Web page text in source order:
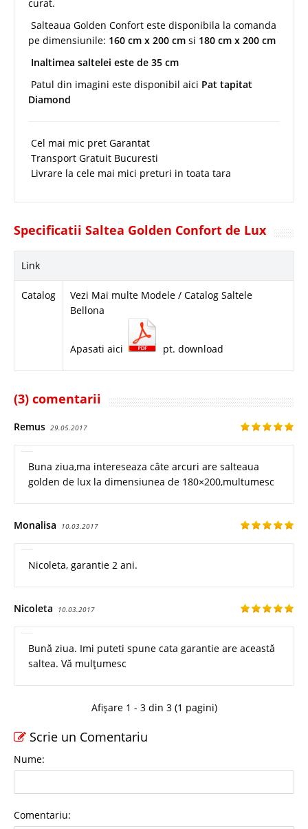
curat.
Salteaua Golden Confort este disponibila la comanda
pe dimensiunile: 160 cm x 200 cm si 180 cm x 200 cm
Inaltimea saltelei este de 35 cm
Patul din imagini este disponibil aici Pat tapitat
Diamond
Cel mai mic pret Garantat
Transport Gratuit Bucuresti
Livrare la cele mai mici preturi in toata tara
Specificatii Saltea Golden Confort de Lux
Link
Catalog
Vezi Mai multe Modele / Catalog Saltele
Bellona
Apasati aici pt. download
(3) comentarii
Remus 29.05.2017
Buna ziua,ma intereseaza câte arcuri are salteaua
golden de lux la dimensiunea de 180×200,multumesc
Monalisa 10.03.2017
Nicoleta, garantie 2 ani.
Nicoleta 10.03.2017
Bună ziua. Imi puteti spune cata garantie are această
saltea. Vă mulțumesc
Afișare 1 - 3 din 3 (1 pagini)
Scrie un Comentariu
Nume:
Comentariu: